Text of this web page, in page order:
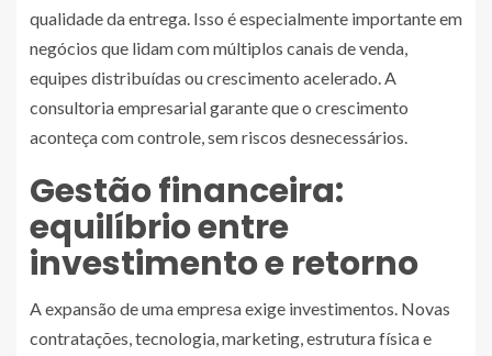
qualidade da entrega. Isso é especialmente importante em
negócios que lidam com múltiplos canais de venda,
equipes distribuídas ou crescimento acelerado. A
consultoria empresarial garante que o crescimento
aconteça com controle, sem riscos desnecessários.
Gestão financeira:
equilíbrio entre
investimento e retorno
A expansão de uma empresa exige investimentos. Novas
contratações, tecnologia, marketing, estrutura física e